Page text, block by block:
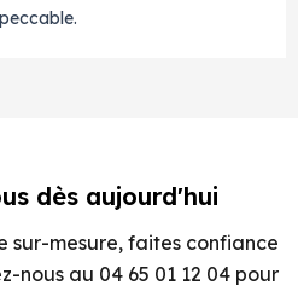
dès aujourd'hui
sur-mesure, faites confiance
nous au 04 65 01 12 04 pour